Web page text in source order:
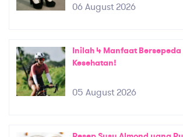
06 August 2026
Inilah 4 Manfaat
Kesehatan!
05 August 2026